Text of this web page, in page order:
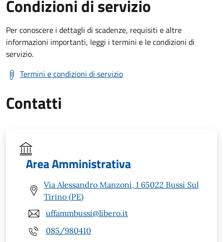
Condizioni di servizio
Per conoscere i dettagli di scadenze, requisiti e altre
informazioni importanti, leggi i termini e le condizioni di
servizio.
Termini e condizioni di servizio
Contatti
Area Amministrativa
Via Alessandro Manzoni, 1 65022 Bussi Sul
Tirino (PE)
uffammbussi@libero.it
085/980410